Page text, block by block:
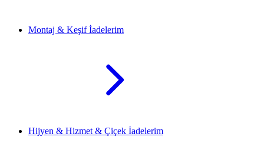
Montaj & Keşif İadelerim
Hijyen & Hizmet & Çiçek İadelerim